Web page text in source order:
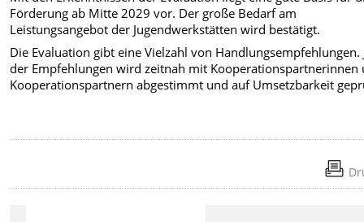
Förderung ab Mitte 2029 vor. Der große Bedarf am
Leistungsangebot der Jugendwerkstätten wird bestätigt.
Die Evaluation gibt eine Vielzahl von Handlungsempfehlungen.
der Empfehlungen wird zeitnah mit Kooperationspartnerinnen
Kooperationspartnern abgestimmt und auf Umsetzbarkeit